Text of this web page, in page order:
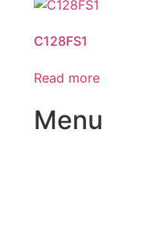
C128FS1
Read more
Menu